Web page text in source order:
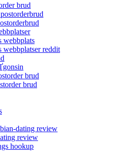
brud
webbplats
webbplatser reddit
brud
brud
dating review
review
hookup